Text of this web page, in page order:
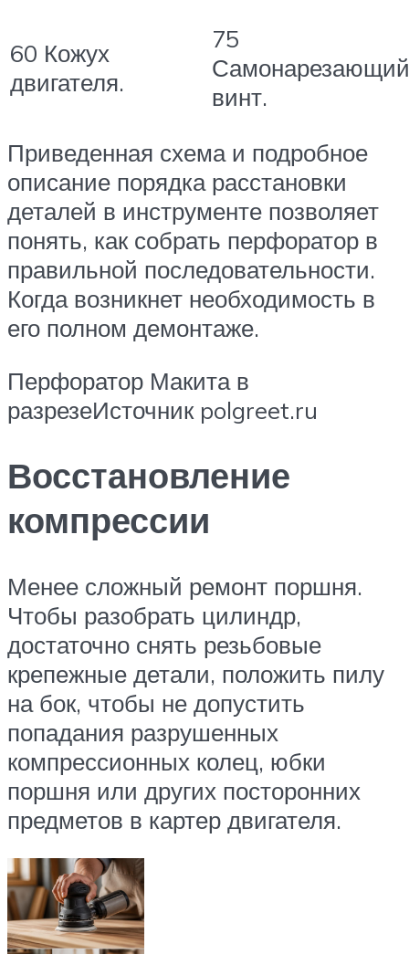
60 Кожух
двигателя.
75
Самонарезающий
винт.
Приведенная схема и подробное
описание порядка расстановки
деталей в инструменте позволяет
понять, как собрать перфоратор в
правильной последовательности.
Когда возникнет необходимость в
его полном демонтаже.
Перфоратор Макита в
разрезеИсточник polgreet.ru
Восстановление
компрессии
Менее сложный ремонт поршня.
Чтобы разобрать цилиндр,
достаточно снять резьбовые
крепежные детали, положить пилу
на бок, чтобы не допустить
попадания разрушенных
компрессионных колец, юбки
поршня или других посторонних
предметов в картер двигателя.